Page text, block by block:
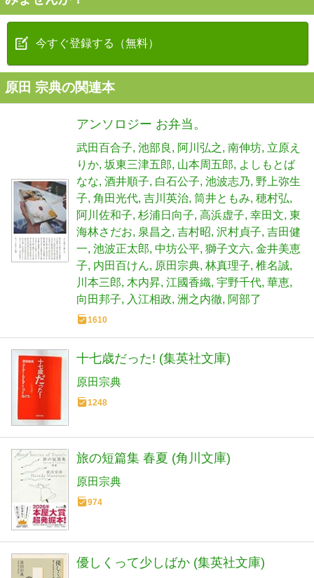
今すぐ登録する（無料）
原田 宗典の関連本
アンソロジー お弁当。
武田百合子 池部良 阿川弘之 南伸坊 立原え
りか 坂東三津五郎 山本周五郎
よしもとば
なな 酒井順子 白石公子 池波志乃 野上弥生
子 角田光代 吉川英治 筒井ともみ 穂村弘
阿川佐和子 杉浦日向子 高浜虚子 幸田文 東
海林さだお 泉昌之 吉村昭 沢村貞子 吉田健
一 池波正太郎 中坊公平 獅子文六 金井美恵
子 内田百けん 原田宗典 林真理子 椎名誠
川本三郎 木内昇 江國香織 宇野千代 華恵
向田邦子
入江相政 洲之内徹 阿部了
1610
十七歳だった! (集英社文庫)
原田宗典
1248
旅の短篇集 春夏 (角川文庫)
原田宗典
974
優しくって少しばか (集英社文庫)